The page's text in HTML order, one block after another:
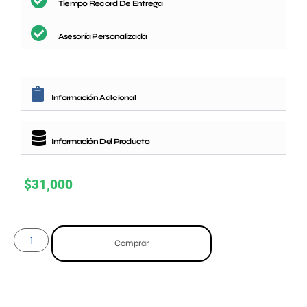
Tiempo Record De Entrega
Asesoría Personalizada
Información AdIcional
Información Del Producto
$31,000
Comprar